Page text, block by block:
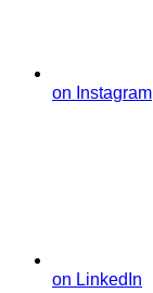
on Instagram
on LinkedIn